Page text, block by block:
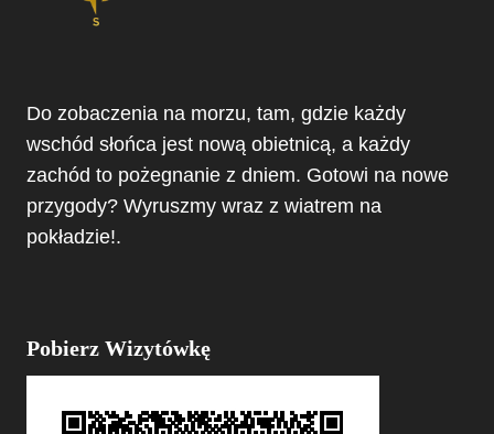
Do zobaczenia na morzu, tam, gdzie każdy
wschód słońca jest nową obietnicą, a każdy
zachód to pożegnanie z dniem. Gotowi na nowe
przygody? Wyruszmy wraz z wiatrem na
pokładzie!.
Pobierz Wizytówkę